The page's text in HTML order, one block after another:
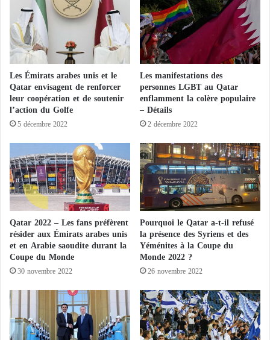
s
e
n
l
e
s
d
é
c
v
a
n
t
d
e
t
r
a
î
t
r
e
s
s
q
u
i
o
n
t
i
m
p
i
q
u
é
e
s
d
a
n
l
a
m
o
Les Émirats arabes unis et le
Qatar envisagent de renforcer
leur coopération et de soutenir
l’action du Golfe
5 décembre 2022
Les manifestations des
personnes LGBT au Qatar
enflamment la colère populaire
– Détails
2 décembre 2022
Qatar 2022 – Les fans préfèrent
résider aux Émirats arabes unis
et en Arabie saoudite durant la
Coupe du Monde
30 novembre 2022
Pourquoi le Qatar a-t-il refusé
la présence des Syriens et des
Yéménites à la Coupe du
Monde 2022 ?
26 novembre 2022